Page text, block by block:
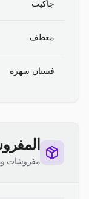
جاكيت
معطف
فستان سهرة
مفروشات